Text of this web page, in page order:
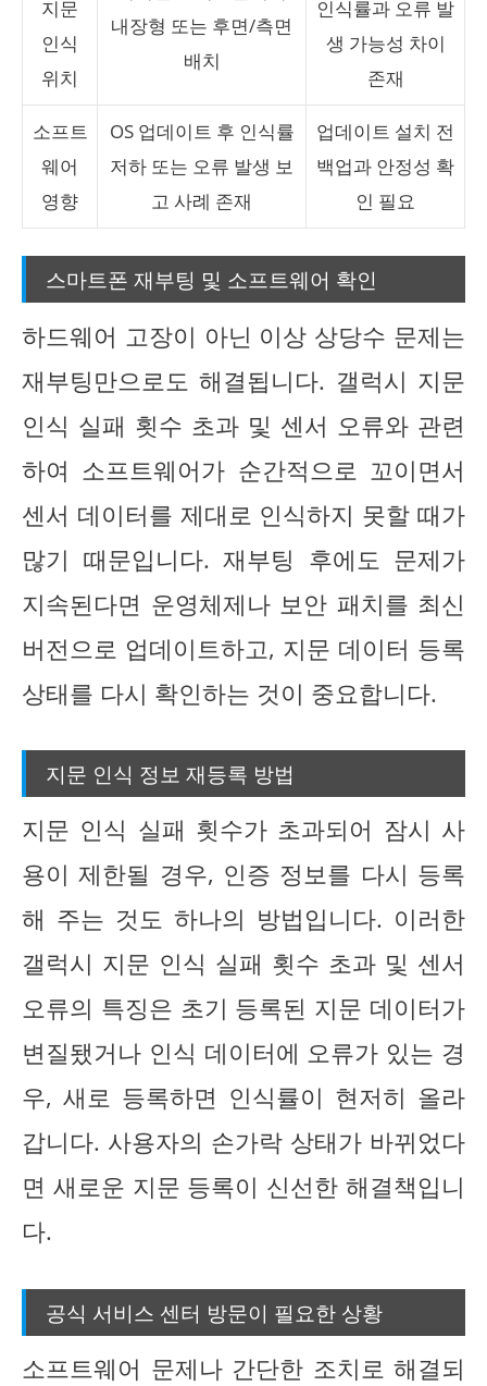
지문
인식
위치
내장형 또는 후면/측면
배치
인식률과 오류 발
생 가능성 차이
존재
소프트
웨어
영향
OS 업데이트 후 인식률
저하 또는 오류 발생 보
고 사례 존재
업데이트 설치 전
백업과 안정성 확
인 필요
스마트폰 재부팅 및 소프트웨어 확인
하드웨어 고장이 아닌 이상 상당수 문제는
재부팅만으로도 해결됩니다. 갤럭시 지문
인식 실패 횟수 초과 및 센서 오류와 관련
하여 소프트웨어가 순간적으로 꼬이면서
센서 데이터를 제대로 인식하지 못할 때가
많기 때문입니다. 재부팅 후에도 문제가
지속된다면 운영체제나 보안 패치를 최신
버전으로 업데이트하고, 지문 데이터 등록
상태를 다시 확인하는 것이 중요합니다.
지문 인식 정보 재등록 방법
지문 인식 실패 횟수가 초과되어 잠시 사
용이 제한될 경우, 인증 정보를 다시 등록
해 주는 것도 하나의 방법입니다. 이러한
갤럭시 지문 인식 실패 횟수 초과 및 센서
오류의 특징은 초기 등록된 지문 데이터가
변질됐거나 인식 데이터에 오류가 있는 경
우, 새로 등록하면 인식률이 현저히 올라
갑니다. 사용자의 손가락 상태가 바뀌었다
면 새로운 지문 등록이 신선한 해결책입니
다.
공식 서비스 센터 방문이 필요한 상황
소프트웨어 문제나 간단한 조치로 해결되